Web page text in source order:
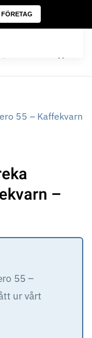
FÖRETAG
–
55 –
ur vårt